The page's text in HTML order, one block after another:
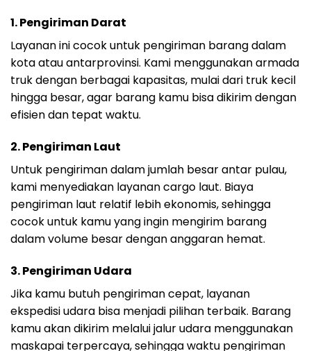
1.Pengiriman Darat
Layanan ini cocok untuk pengiriman barang dalam
kota atau antarprovinsi. Kami menggunakan armada
truk dengan berbagai kapasitas, mulai dari truk kecil
hingga besar, agar barang kamu bisa dikirim dengan
efisien dan tepat waktu.
2.Pengiriman Laut
Untuk pengiriman dalam jumlah besar antar pulau,
kami menyediakan layanan cargo laut. Biaya
pengiriman laut relatif lebih ekonomis, sehingga
cocok untuk kamu yang ingin mengirim barang
dalam volume besar dengan anggaran hemat.
3.Pengiriman Udara
Jika kamu butuh pengiriman cepat, layanan
ekspedisi udara bisa menjadi pilihan terbaik. Barang
kamu akan dikirim melalui jalur udara menggunakan
maskapai terpercaya, sehingga waktu pengiriman